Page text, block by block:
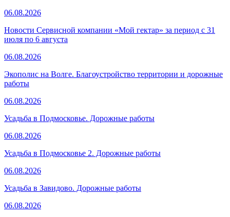
06.08.2026
Новости Сервисной компании «Мой гектар» за период с 31
июля по 6 августа
06.08.2026
Экополис на Волге. Благоустройство территории и дорожные
работы
06.08.2026
Усадьба в Подмосковье. Дорожные работы
06.08.2026
Усадьба в Подмосковье 2. Дорожные работы
06.08.2026
Усадьба в Завидово. Дорожные работы
06.08.2026